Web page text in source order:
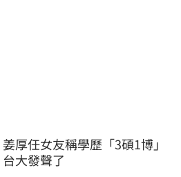
姜厚任女友稱學歷「3碩1博」
台大發聲了